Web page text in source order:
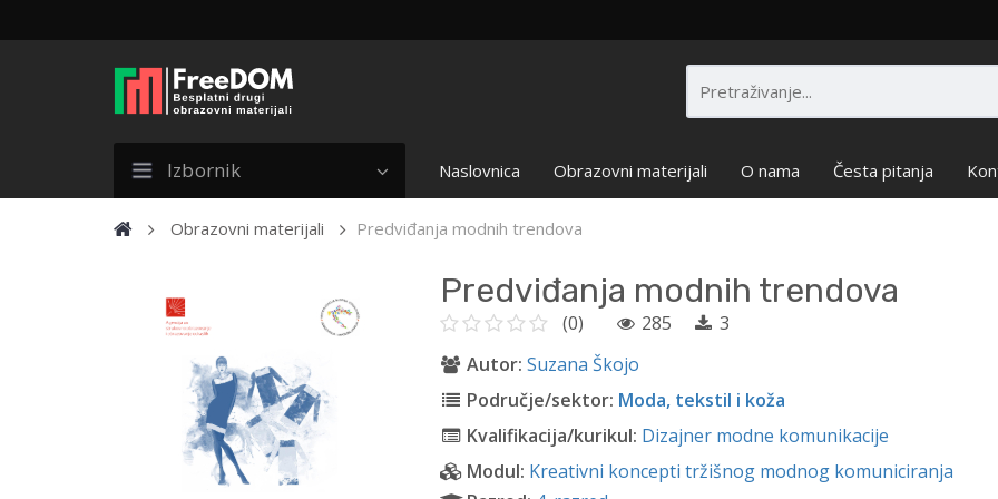
Izbornik Naslovnica Obrazovni materijali O nama Česta pitanja
Obrazovni materijali Predviđanja modnih trendova
Predviđanja modnih trendova
(0) 285
3
Autor: Suzana Škojo
Područje/sektor: Moda, tekstil i koža
Kvalifikacija/kurikul: Dizajner modne komunikacije
Modul: Kreativni koncepti tržišnog modnog komuniciranja